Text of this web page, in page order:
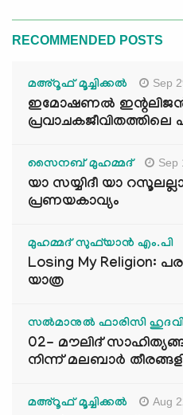
RECOMMENDED POSTS
മഅ്റൂഫ് മൂച്ചിക്കല്‍ Sep
ഇമോഷണൽ
പ്രവാചകജീവിതത്തിലെ
സൈനബ് മുഹമ്മദ് Sep
യാ സയ്യിദീ യാ
പ്രണയകാവ്യം
മുഹമ്മദ് സുഫ്‌യാൻ എം.പി
Losing My Religion:
യാത്ര
സൽമാനുൽ ഫാരിസി
02- മൗലിദ്
നിന്ന് മലബാർ
മഅ്റൂഫ് മൂച്ചിക്കല്‍ Aug